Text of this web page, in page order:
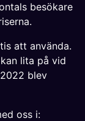
besökare
att använda.
lita på vid
blev
oss i: